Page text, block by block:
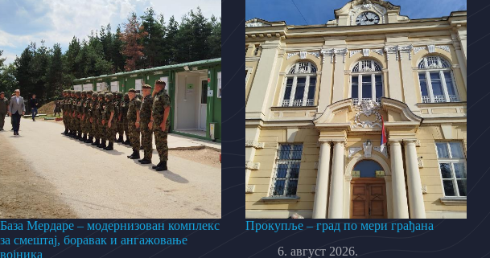
База Мердаре – модернизован комплекс
за смештај, боравак и ангажовање
војника
Прокупље – град по мери грађана
6. август 2026.